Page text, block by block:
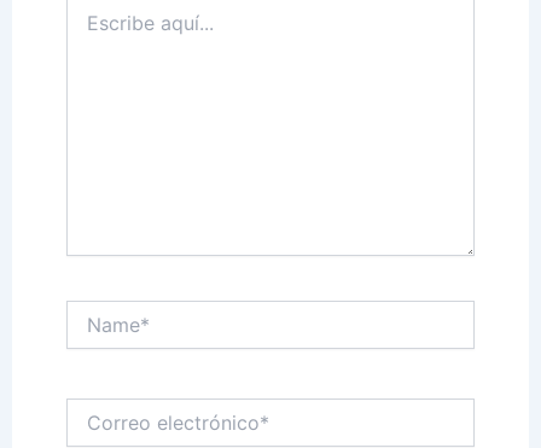
aquí...
electrónico*